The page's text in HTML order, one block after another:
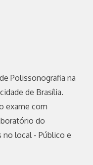
Polissonografia na
de Brasília.
exame com
do
local - Público e